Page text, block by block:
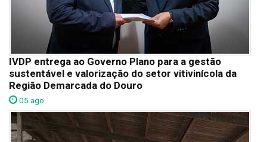
IVDP entrega ao Governo Plano para a gestão
sustentável e valorização do setor vitivinícola da
Região Demarcada do Douro
05 ago